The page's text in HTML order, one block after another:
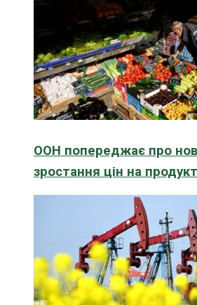
ООН попереджає про
зростання цін на